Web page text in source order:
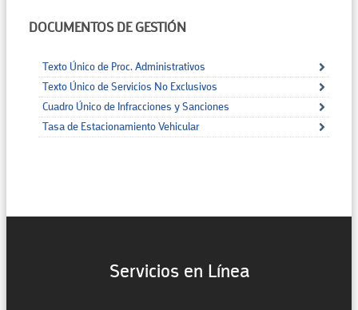
DOCUMENTOS DE GESTIÓN
Texto Único de Proc. Administrativos
Texto Único de Servicios No Exclusivos
Cuadro Único de Infracciones y Sanciones
Tasa de Estacionamiento Vehicular
Servicios en Línea